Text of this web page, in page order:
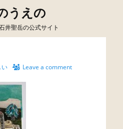
うえの
井聖岳の公式サイト
い Leave a comment